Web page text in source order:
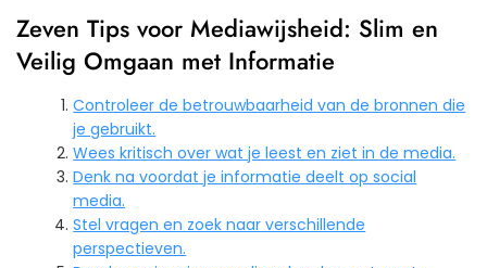
Zeven Tips voor Mediawijsheid: Slim en
Veilig Omgaan met Informatie
Controleer de betrouwbaarheid van de bronnen die
je gebruikt.
Wees kritisch over wat je leest en ziet in de media.
Denk na voordat je informatie deelt op social
media.
Stel vragen en zoek naar verschillende
perspectieven.